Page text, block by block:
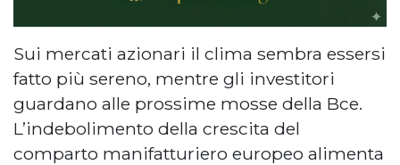
Sui mercati azionari il clima sembra essersi
fatto più sereno, mentre gli investitori
guardano alle prossime mosse della Bce.
L’indebolimento della crescita del
comparto manifatturiero europeo alimenta